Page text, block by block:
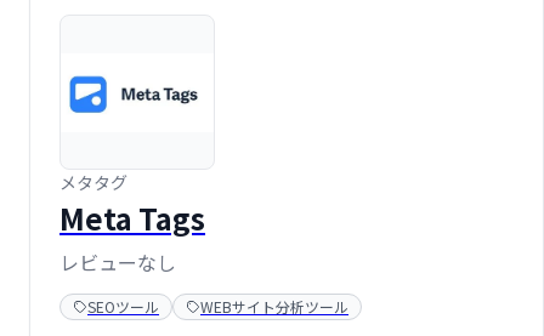
メタタグ
Meta Tags
レビューなし
SEOツール WEBサイト分析ツール